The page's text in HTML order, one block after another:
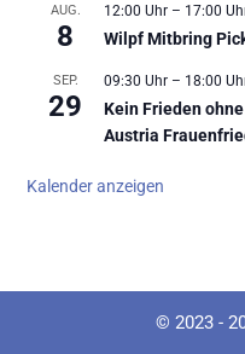
AUG.
8
12:00 Uhr – 17:00
Wilpf Mitbring
SEP.
29
09:30 Uhr – 18:00
Kein Frieden
Austria
Kalender anzeigen
© 2023 -